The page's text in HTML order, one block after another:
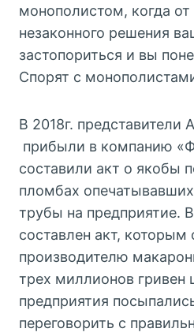
монополистом, когда
незаконного решения
застопориться и вы
Спорят с
В 2018г. представители
прибыли в компанию
составили акт о якобы
пломбах
трубы на предприятие.
составлен акт, которым
производителю
трех миллионов гривен
предприятия
переговорить с